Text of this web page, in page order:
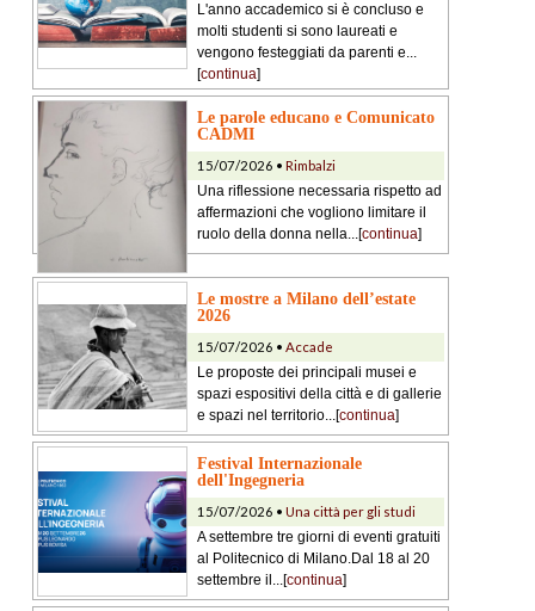
L'anno accademico si è concluso e
molti studenti si sono laureati e
vengono festeggiati da parenti e...
[continua]
Le parole educano e Comunicato
CADMI
15/07/2026 • Rimbalzi
Una riflessione necessaria rispetto ad
affermazioni che vogliono limitare il
ruolo della donna nella...[continua]
Le mostre a Milano dell’estate
2026
15/07/2026 • Accade
Le proposte dei principali musei e
spazi espositivi della città e di gallerie
e spazi nel territorio...[continua]
Festival Internazionale
dell'Ingegneria
15/07/2026 • Una città per gli studi
A settembre tre giorni di eventi gratuiti
al Politecnico di Milano.Dal 18 al 20
settembre il...[continua]